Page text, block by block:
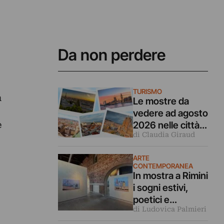
Da non perdere
TURISMO
Le mostre da
vedere ad agosto
2026 nelle città
d’arte europee
di Claudia Giraud
ARTE
CONTEMPORANEA
In mostra a Rimini
i sogni estivi,
poetici e
malinconici
di Ludovica Palmieri